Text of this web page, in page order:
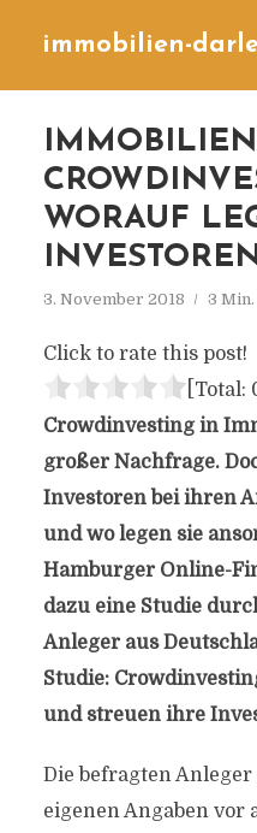
immobilien-
WORAUF
3. November 2018 3
Click to rate this post!
[Total:
Crowdinvesting in
großer Nachfrage.
Investoren bei ihren
und wo legen sie
Hamburger Online-
dazu eine Studie
Anleger aus
Studie:
und streuen ihre
Die befragten
eigenen Angaben vor